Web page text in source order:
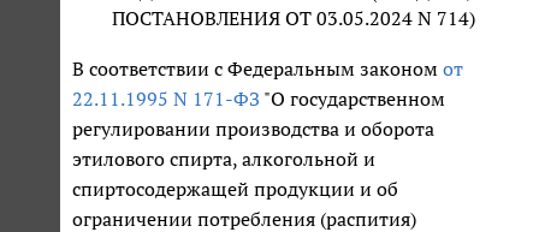
ПОСТАНОВЛЕНИЯ ОТ 03.05.2024 N 714)
В соответствии с Федеральным законом от
22.11.1995 N 171-ФЗ "О государственном
регулировании производства и оборота
этилового спирта, алкогольной и
спиртосодержащей продукции и об
ограничении потребления (распития)